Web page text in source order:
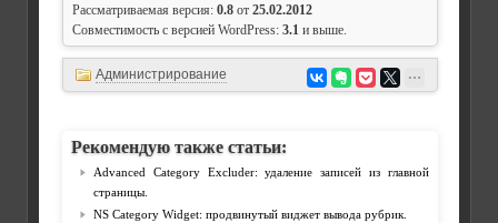
Рассматриваемая версия: 0.8 от 25.02.2012
Совместимость с версией WordPress: 3.1 и выше.
Администрирование
Рекомендую также статьи:
Advanced Category Excluder: удаление записей из главной
страницы.
NS Category Widget: продвинутый виджет вывода рубрик.